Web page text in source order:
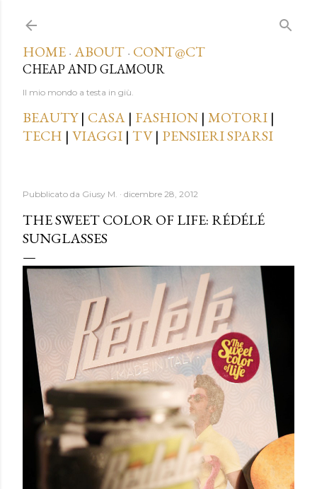
HOME · ABOUT · CONT@CT
CHEAP AND GLAMOUR
Il mio mondo a testa in giù.
BEAUTY| CASA | FASHION | MOTORI |
TECH | VIAGGI | TV| PENSIERI SPARSI
Pubblicato da Giusy M. dicembre 28, 2012
THE SWEET COLOR OF LIFE: RÉDÉLÉ
SUNGLASSES